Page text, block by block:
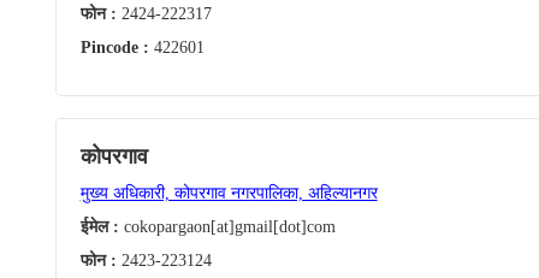
फोन : 2424-222317
Pincode : 422601
कोपरगाव
मुख्य अधिकारी, कोपरगाव नगरपालिका, अहिल्यानगर
ईमेल : cokopargaon[at]gmail[dot]com
फोन : 2423-223124